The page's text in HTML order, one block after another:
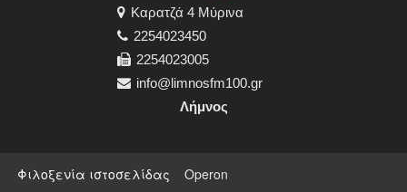
Καρατζά 4 Μύρινα
2254023450
2254023005
info@limnosfm100.gr
Λήμνος
Φιλοξενία ιστοσελίδας Operon